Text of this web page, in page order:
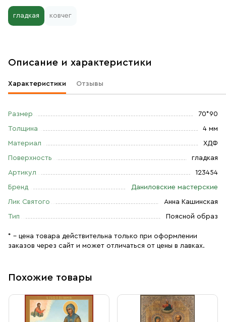
гладкая ковчег
Описание и характеристики
Характеристики Отзывы
Размер 70*90
Толщина 4 мм
Материал ХДФ
Поверхность гладкая
Артикул 123454
Бренд Даниловские мастерские
Лик Святого Анна Кашинская
Тип Поясной образ
* – цена товара действительна только при оформлении
заказов через сайт и может отличаться от цены в лавках.
Похожие товары